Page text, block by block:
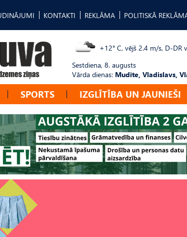
KONTAKTI REKLĀMA POLITISKĀ
+12° C, vējš 2.4 m/s, D-DR
Sestdiena, 8. augusts
Vārda dienas: Mudīte, Vladislavs,
SPORTS IZGLĪTĪBA UN JAUNIEŠI